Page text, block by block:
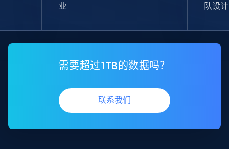
业
队设计
需要超过1TB的数据吗？
联系我们